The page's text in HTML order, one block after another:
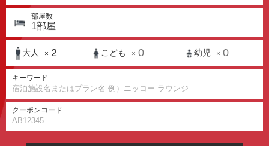
部屋数
1部屋
大人 × 2 こども × 0 幼児 × 0
キーワード
クーポンコード